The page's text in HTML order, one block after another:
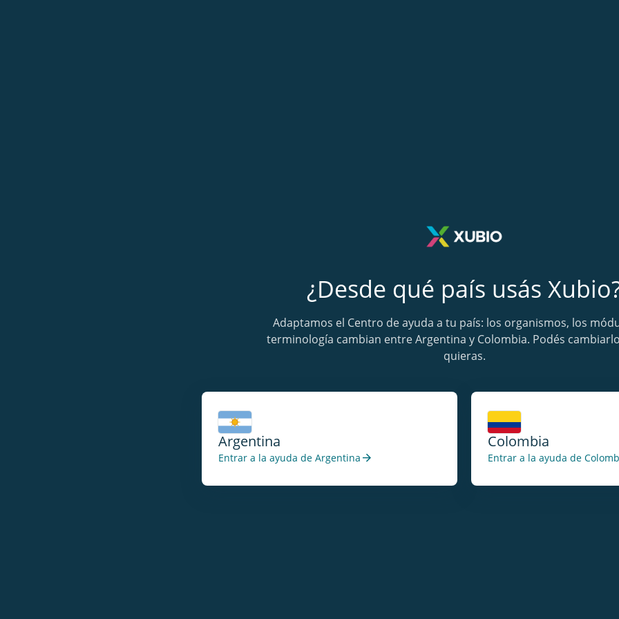
¿Desde qué país usás
Adaptamos el Centro de ayuda a tu país: los organismos, los
terminología cambian entre Argentina y Colombia. Podés
quieras.
Argentina
Entrar a la ayuda de Argentina arrow_forward
Colombia
Entrar a la ayuda de